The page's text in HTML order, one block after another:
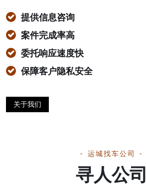
提供信息咨询
案件完成率高
委托响应速度快
保障客户隐私安全
关于我们
运城找车公司
寻人公司